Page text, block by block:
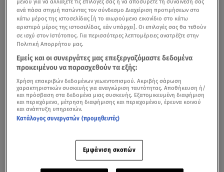
Ισχυρός σεισμός7,8 βαθμών της κλίμακας Ρίχτερ
σημειώθηκε στον θαλάσσιο χώρο νότια των ακτών
νήσου των Φιλιππίνων. Σύμφωνα με νεότερο
απολογισμό οι νεκροί που έχουν καταγραφεί επισήμως
έχουν φτάσει τους 15 ενώ οι τραυματίες ξεπέρασαν
τους 129. Ο σεισμός προκάλεσε επίσης
1 μέτρου κατά μήκος των κοντινών ακτών,
κτίρια κατέρρευσαναπό το χτύπημα του Εγκέλαδου.
ανά πάσα στιγμή πατώντας τον σύνδεσμο Διαχείριση προτιμήσεων στο
κάτω μέρος της ιστοσελίδας [ή το αιωρούμενο εικονίδιο στο κάτω
αριστερό μέρος της ιστοσελίδας, εάν υπάρχει]. Οι επιλογές σας θα τεθούν
σε ισχύ στον Ιστότοπος. Για περισσότερες λεπτομέρειες ανατρέξτε στην
Πολιτική Απορρήτου μας.
Εμείς και οι συνεργάτες μας επεξεργαζόμαστε δεδομένα
προκειμένου να παρασχεθούν τα εξής:
Χρήση επακριβών δεδομένων γεωεντοπισμού. Ακριβής σάρωση
χαρακτηριστικών συσκευής για αναγνώριση ταυτότητας. Αποθήκευση ή/
και πρόσβαση στα δεδομένα μιας συσκευής. Εξατομικευμένη διαφήμιση
και περιεχόμενο, μέτρηση διαφήμισης και περιεχομένου, έρευνα κοινού
και ανάπτυξη υπηρεσιών.
Κατάλογος συνεργατών (προμηθευτές)
Εμφάνιση σκοπών